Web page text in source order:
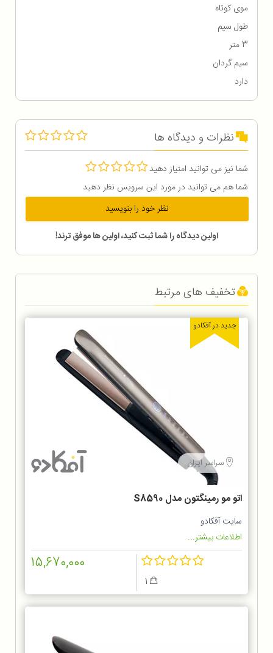
موی کوتاه
طول سیم
3 متر
سیم گردان
دارد
نظرات و دیدگاه ها
شما نیز می توانید امتیاز دهید
شما هم می توانید در مورد این سرویس نظر دهید
نظر خود را بنویسید
اولین دیدگاه را شما ثبت کنید، اولین ها موفق ترند!
تخفیف های مرتبط
جدید در آفکادو
سراسر ایران
اتو مو رمینگتون مدل S8590
سایت آفکادو
اطلاعات بیشتر...
15,670,000